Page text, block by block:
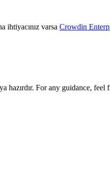
ihtiyacınız varsa Crowdin
hazırdır. For any guidance, feel